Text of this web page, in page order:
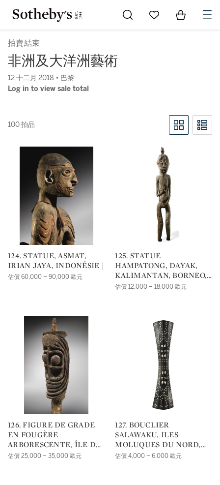
Go to My Favorites
Items in
拍賣結束
非洲及大洋洲藝術
12 十二月 2018 • 巴黎
Log in to view sale total
100 拍品
124. STATUE, ASMAT,
IRIAN JAYA, INDONÉSIE |
估價 60,000 – 90,000 歐元
125. STATUE
HAMPATONG, DAYAK,
KALIMANTAN, BORNEO,
INDONÉSIE |
估價 12,000 – 18,000 歐元
126. FIGURE DE GRADE
EN FOUGÈRE
ARBORESCENTE, ÎLE DE
MALEKULA, ARCHIPEL
估價 25,000 – 35,000 歐元
127. BOUCLIER
SALAWAKU, ILES
MOLUQUES DU NORD,
INDONÉSIE |
估價 4,000 – 6,000 歐元